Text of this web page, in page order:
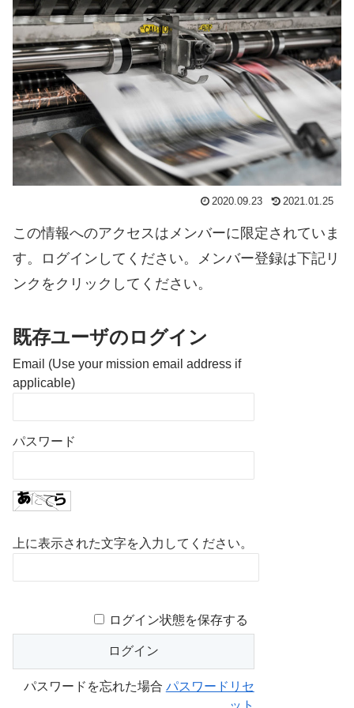
2020.09.23 2021.01.25
この情報へのアクセスはメンバーに限定されていま
す。ログインしてください。メンバー登録は下記リ
ンクをクリックしてください。
既存ユーザのログイン
Email (Use your mission email address if
applicable)
パスワード
上に表示された文字を入力してください。
ログイン状態を保存する
パスワードを忘れた場合 パスワードリセ
ット